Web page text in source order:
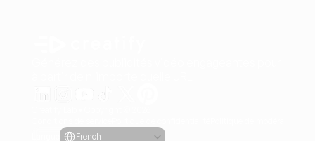
LangueSelect Language
French